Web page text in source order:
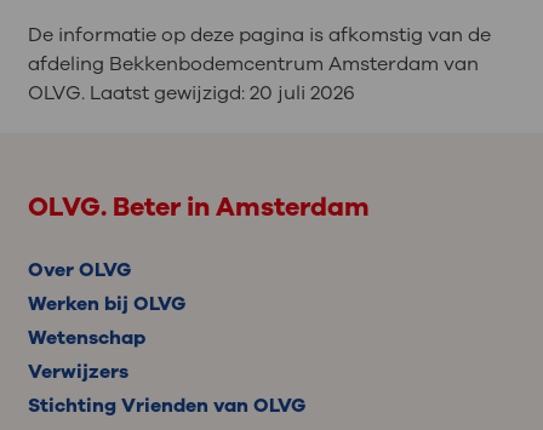
De informatie op deze pagina is afkomstig van de
afdeling Bekkenbodemcentrum Amsterdam van
OLVG. Laatst gewijzigd:20 juli 2026
OLVG. Beter in Amsterdam
Over OLVG
Werken bij OLVG
Wetenschap
Verwijzers
Stichting Vrienden van OLVG